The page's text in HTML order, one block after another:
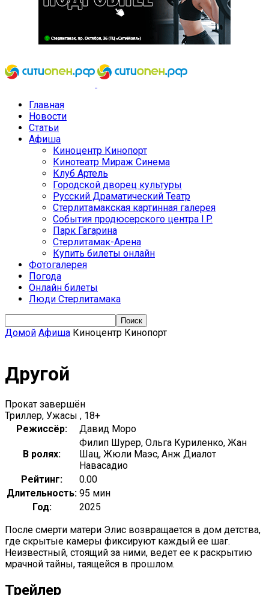
Главная
Новости
Статьи
Афиша
Киноцентр Кинопорт
Кинотеатр Мираж Синема
Клуб Артель
Городской дворец культуры
Русский Драматический Театр
Стерлитамакская картинная галерея
События продюсерского центра I.P.
Парк Гагарина
Стерлитамак-Арена
Купить билеты онлайн
Фотогалерея
Погода
Онлайн билеты
Люди Стерлитамака
Домой Афиша Киноцентр Кинопорт
Другой
Прокат завершён
Триллер, Ужасы , 18+
Режиссёр:
Давид Моро
В ролях:
Филип Шурер, Ольга Куриленко, Жан
Шац, Жюли Маэс, Анж Диалот
Навасадио
Рейтинг:
0.00
Длительность: 95 мин
Год:
2025
После смерти матери Элис возвращается в дом детства,
где скрытые камеры фиксируют каждый ее шаг.
Неизвестный, стоящий за ними, ведет ее к раскрытию
мрачной тайны, таящейся в прошлом.
Трейлер